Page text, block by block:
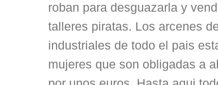
roban para desguazarla y
talleres piratas. Los arcenes
industriales de todo el pais
mujeres que son obligadas a